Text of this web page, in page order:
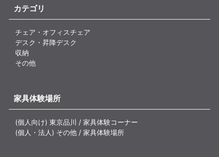
カテゴリ
チェア・オフィスチェア
デスク・昇降デスク
収納
その他
家具体験場所
(個人向け) 東京品川 / 家具体験コーナー
(個人・法人) その他 / 家具体験場所